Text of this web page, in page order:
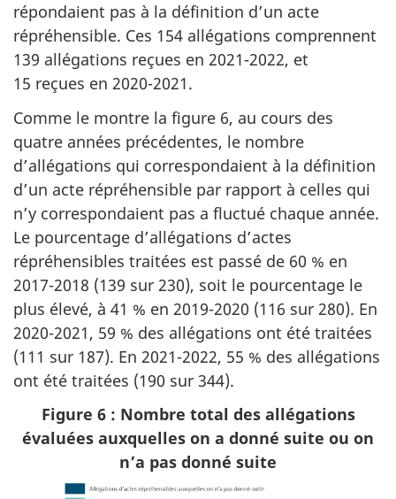
répondaient pas à la définition d’un acte
répréhensible. Ces 154 allégations comprennent
139 allégations reçues en 2021-2022, et
15 reçues en 2020-2021.
Comme le montre la figure 6, au cours des
quatre années précédentes, le nombre
d’allégations qui correspondaient à la définition
d’un acte répréhensible par rapport à celles qui
n’y correspondaient pas a fluctué chaque année.
Le pourcentage d’allégations d’actes
répréhensibles traitées est passé de 60 % en
2017-2018 (139 sur 230), soit le pourcentage le
plus élevé, à 41 % en 2019-2020 (116 sur 280). En
2020-2021, 59 % des allégations ont été traitées
(111 sur 187). En 2021-2022, 55 % des allégations
ont été traitées (190 sur 344).
Figure 6 : Nombre total des allégations
évaluées auxquelles on a donné suite ou on
n’a pas donné suite